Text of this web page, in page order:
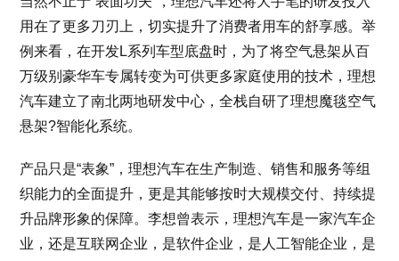
用在了更多刀刃上，切实提升了消费者用车的舒享感。举
例来看，在开发L系列车型底盘时，为了将空气悬架从百
万级别豪华车专属转变为可供更多家庭使用的技术，理想
汽车建立了南北两地研发中心，全栈自研了理想魔毯空气
悬架?智能化系统。
产品只是“表象”，理想汽车在生产制造、销售和服务等组
织能力的全面提升，更是其能够按时大规模交付、持续提
升品牌形象的保障。李想曾表示，理想汽车是一家汽车企
业，还是互联网企业，是软件企业，是人工智能企业，是